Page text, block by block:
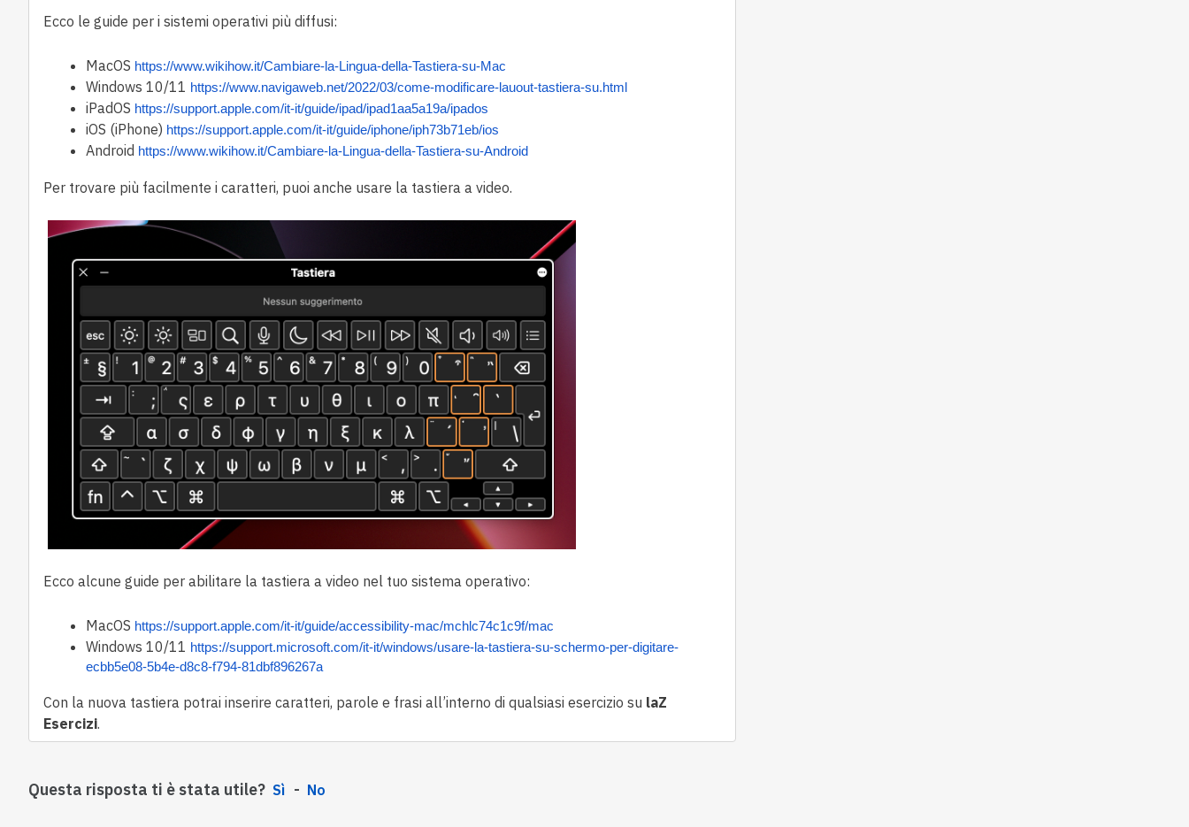
Ecco le guide per i sistemi operativi più diffusi:
MacOS https://www.wikihow.it/Cambiare-la-Lingua-della-Tastiera-su-Mac
Windows 10/11 https://www.navigaweb.net/2022/03/come-modificare-lauout-tastiera-su.html
iPadOS https://support.apple.com/it-it/guide/ipad/ipad1aa5a19a/ipados
iOS (iPhone) https://support.apple.com/it-it/guide/iphone/iph73b71eb/ios
Android https://www.wikihow.it/Cambiare-la-Lingua-della-Tastiera-su-Android
Per trovare più facilmente i caratteri, puoi anche usare la tastiera a video.
Ecco alcune guide per abilitare la tastiera a video nel tuo sistema operativo:
MacOS https://support.apple.com/it-it/guide/accessibility-mac/mchlc74c1c9f/mac
Windows 10/11 https://support.microsoft.com/it-it/windows/usare-la-tastiera-su-schermo-per-digitare-
ecbb5e08-5b4e-d8c8-f794-81dbf896267a
Con la nuova tastiera potrai inserire caratteri, parole e frasi all’interno di qualsiasi esercizio su laZ
Esercizi.
Questa risposta ti è stata utile? Sì No